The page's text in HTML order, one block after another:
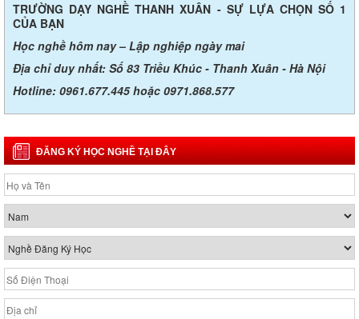
TRƯỜNG DẠY NGHỀ THANH XUÂN - SỰ LỰA CHỌN SỐ 1
CỦA BẠN
Học nghề hôm nay – Lập nghiệp ngày mai
Địa chỉ duy nhất: Số 83 Triều Khúc - Thanh Xuân - Hà Nội
Hotline: 0961.677.445 hoặc 0971.868.577
ĐĂNG KÝ HỌC NGHỀ TẠI ĐÂY